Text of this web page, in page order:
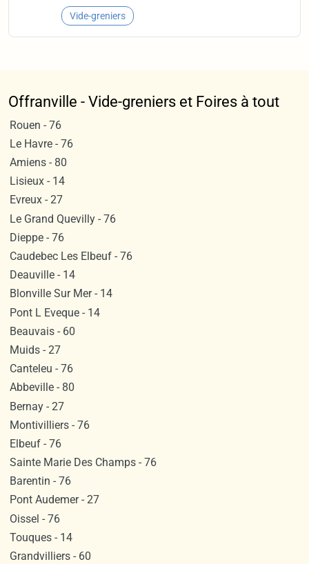
Vide-greniers
Offranville - Vide-greniers et Foires à tout
Rouen - 76
Le Havre - 76
Amiens - 80
Lisieux - 14
Evreux - 27
Le Grand Quevilly - 76
Dieppe - 76
Caudebec Les Elbeuf - 76
Deauville - 14
Blonville Sur Mer - 14
Pont L Eveque - 14
Beauvais - 60
Muids - 27
Canteleu - 76
Abbeville - 80
Bernay - 27
Montivilliers - 76
Elbeuf - 76
Sainte Marie Des Champs - 76
Barentin - 76
Pont Audemer - 27
Oissel - 76
Touques - 14
Grandvilliers - 60